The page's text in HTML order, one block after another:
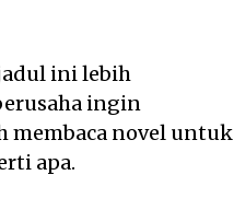
ini lebih
ingin
membaca novel untuk
apa.